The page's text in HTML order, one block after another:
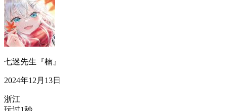
七迷先生『楠』
2024年12月13日
浙江